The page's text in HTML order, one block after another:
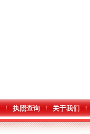
执照查询 关于我们